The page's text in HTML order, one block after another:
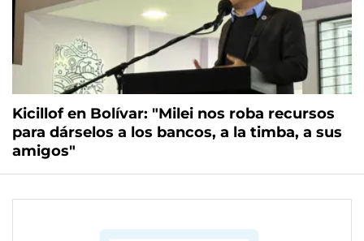
Kicillof en Bolívar: "Milei nos roba recursos
para dárselos a los bancos, a la timba, a sus
amigos"